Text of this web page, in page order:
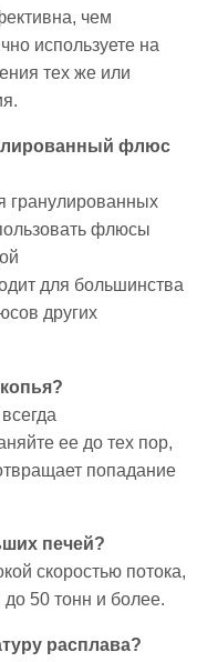
чем
используете на
тех же или
флюс
гранулированных
флюсы
для большинства
других
ее до тех пор,
попадание
печей?
скоростью потока,
50 тонн и более.
расплава?